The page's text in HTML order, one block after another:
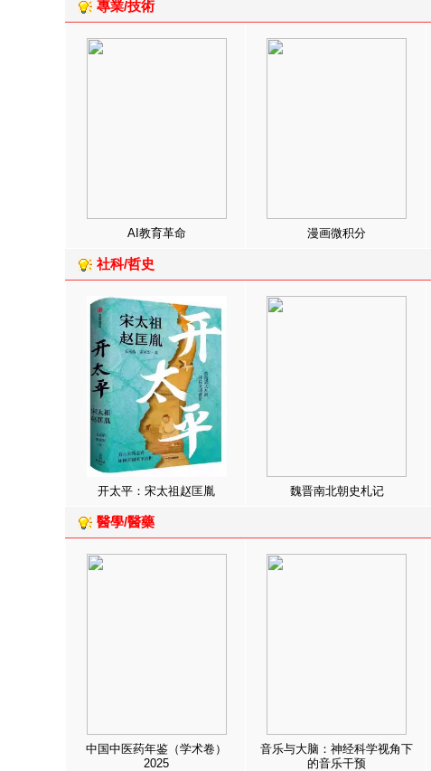
專業/技術
AI教育革命 漫画微积分
社科/哲史
开太平：宋太祖赵匡胤 魏晋南北朝史札记
醫學/醫藥
中国中医药年鉴（学术卷）
2025
音乐与大脑：神经科学视角下
的音乐干预